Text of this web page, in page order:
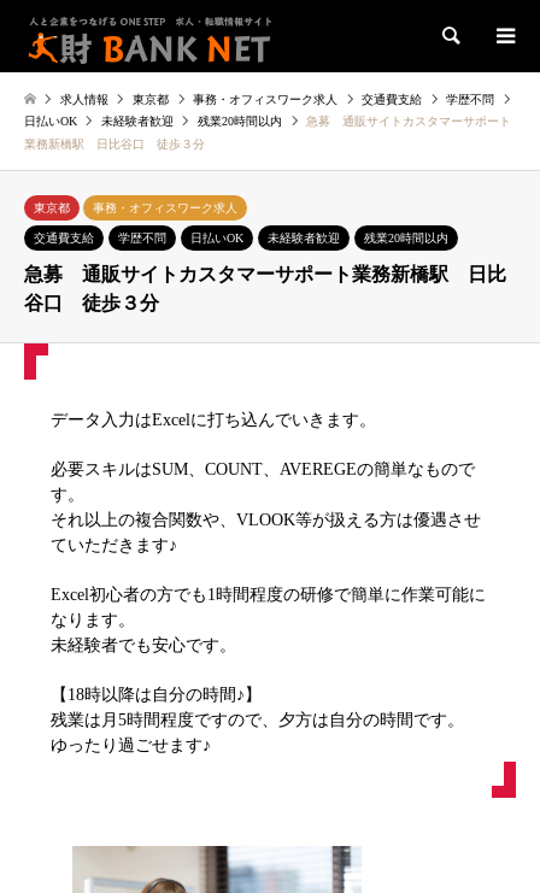
検索
求人情報 東京都 事務・オフィスワーク求人 交通費支給
学歴不問
日払いOK
未経験者歓迎 残業20時間以内
急募 通販サイトカスタマーサポート
業務新橋駅 日比谷口 徒歩３分
東京都 事務・オフィスワーク求人
交通費支給 学歴不問 日払いOK 未経験者歓迎 残業20時間以内
急募 通販サイトカスタマーサポート業務新橋駅 日比
谷口 徒歩３分
データ入力はExcelに打ち込んでいきます。
必要スキルはSUM、COUNT、AVEREGEの簡単なもので
す。
それ以上の複合関数や、VLOOK等が扱える方は優遇させ
ていただきます♪
Excel初心者の方でも1時間程度の研修で簡単に作業可能に
なります。
未経験者でも安心です。
【18時以降は自分の時間♪】
残業は月5時間程度ですので、夕方は自分の時間です。
ゆったり過ごせます♪